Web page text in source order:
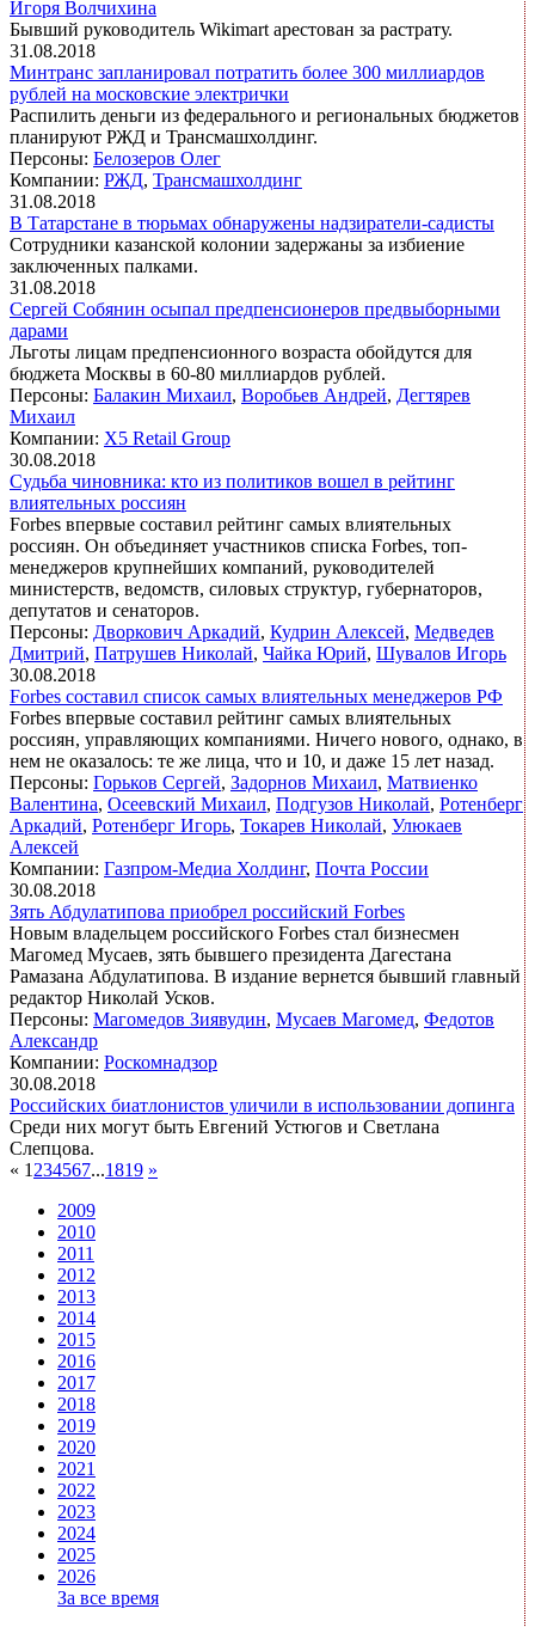
Игоря Волчихина
Бывший руководитель Wikimart арестован за растрату.
31.08.2018
Минтранс запланировал потратить более 300 миллиардов
рублей на московские электрички
Распилить деньги из федерального и региональных бюджетов
планируют РЖД и Трансмашхолдинг.
Персоны: Белозеров Олег
Компании: РЖД, Трансмашхолдинг
31.08.2018
В Татарстане в тюрьмах обнаружены надзиратели-садисты
Сотрудники казанской колонии задержаны за избиение
заключенных палками.
31.08.2018
Сергей Собянин осыпал предпенсионеров предвыборными
дарами
Льготы лицам предпенсионного возраста обойдутся для
бюджета Москвы в 60-80 миллиардов рублей.
Персоны: Балакин Михаил, Воробьев Андрей, Дегтярев
Михаил
Компании: X5 Retail Group
30.08.2018
Судьба чиновника: кто из политиков вошел в рейтинг
влиятельных россиян
Forbes впервые составил рейтинг самых влиятельных
россиян. Он объединяет участников списка Forbes, топ-
менеджеров крупнейших компаний, руководителей
министерств, ведомств, силовых структур, губернаторов,
депутатов и сенаторов.
Персоны: Дворкович Аркадий, Кудрин Алексей, Медведев
Дмитрий, Патрушев Николай, Чайка Юрий, Шувалов Игорь
30.08.2018
Forbes составил список самых влиятельных менеджеров РФ
Forbes впервые составил рейтинг самых влиятельных
россиян, управляющих компаниями. Ничего нового, однако, в
нем не оказалось: те же лица, что и 10, и даже 15 лет назад.
Персоны: Горьков Сергей, Задорнов Михаил, Матвиенко
Валентина, Осеевский Михаил, Подгузов Николай, Ротенберг
Аркадий, Ротенберг Игорь, Токарев Николай, Улюкаев
Алексей
Компании: Газпром-Медиа Холдинг, Почта России
30.08.2018
Зять Абдулатипова приобрел российский Forbes
Новым владельцем российского Forbes стал бизнесмен
Магомед Мусаев, зять бывшего президента Дагестана
Рамазана Абдулатипова. В издание вернется бывший главный
редактор Николай Усков.
Персоны: Магомедов Зиявудин, Мусаев Магомед, Федотов
Александр
Компании: Роскомнадзор
30.08.2018
Российских биатлонистов уличили в использовании допинга
Среди них могут быть Евгений Устюгов и Светлана
Слепцова.
« 1 234567...1819 »
2009
2010
2011
2012
2013
2014
2015
2016
2017
2018
2019
2020
2021
2022
2023
2024
2025
2026
За все время